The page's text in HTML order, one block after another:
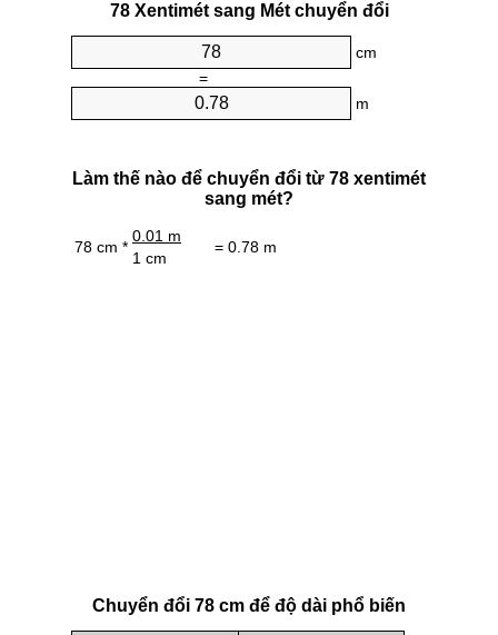
78 Xentimét sang Mét chuyển đổi
cm
=
m
Làm thế nào để chuyển đổi từ 78 xentimét
sang mét?
78 cm *
0.01 m
= 0.78 m
1 cm
Chuyển đổi 78 cm để độ dài phổ biến